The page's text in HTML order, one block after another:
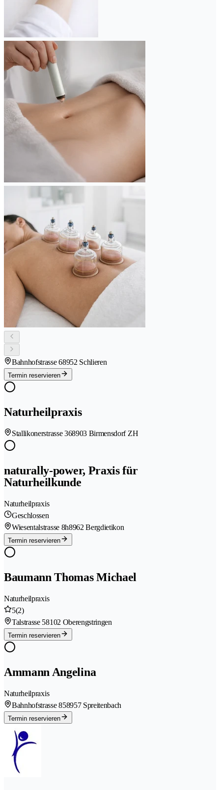
Bahnhofstrasse 68952 Schlieren
Termin reservieren
Naturheilpraxis
Stallikonerstrasse 368903 Birmensdorf ZH
naturally-power, Praxis für
Naturheilkunde
Naturheilpraxis
Geschlossen
Wiesentalstrasse 8h8962 Bergdietikon
Termin reservieren
Baumann Thomas Michael
Naturheilpraxis
5(2)
Talstrasse 58102 Oberengstringen
Termin reservieren
Ammann Angelina
Naturheilpraxis
Bahnhofstrasse 858957 Spreitenbach
Termin reservieren